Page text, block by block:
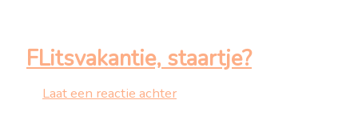
FLitsvakantie, staartje?
Laat een reactie achter